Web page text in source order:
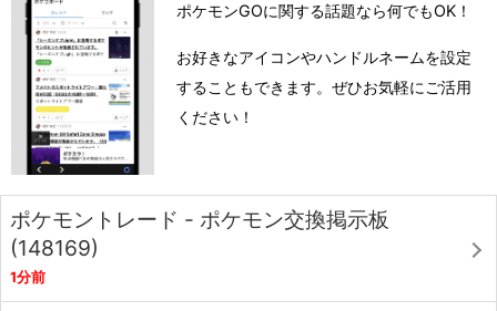
ポケモンGOに関する話題なら何でもOK！
お好きなアイコンやハンドルネームを設定
することもできます。ぜひお気軽にご活用
ください！
ポケモントレード - ポケモン交換掲示板
(148169)
1分前